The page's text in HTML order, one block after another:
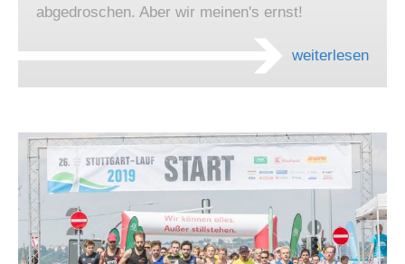
abgedroschen. Aber wir meinen's ernst!
weiterlesen